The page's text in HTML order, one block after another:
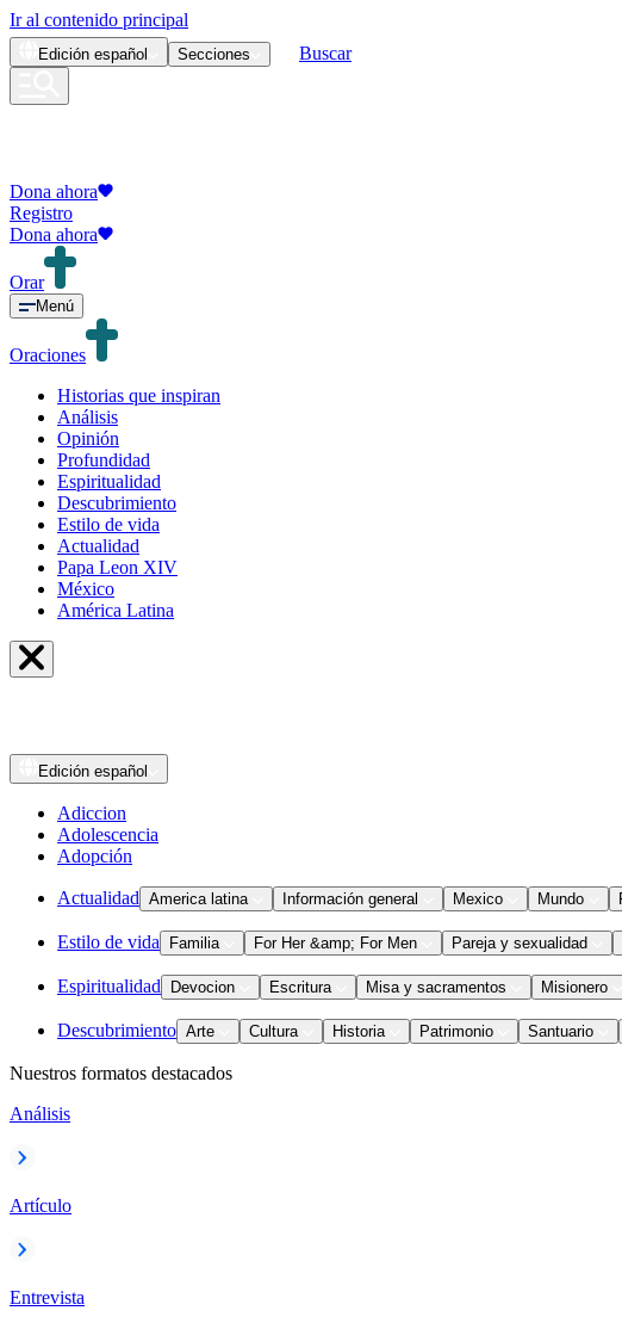
Ir al contenido principal
Edición español Secciones Buscar
Dona ahora
Registro
Dona ahora
Orar
Menú
Oraciones
Historias que inspiran
Análisis
Opinión
Profundidad
Espiritualidad
Descubrimiento
Estilo de vida
Actualidad
Papa Leon XIV
México
América Latina
Edición español
Adiccion
Adolescencia
Adopción
Actualidad America latina Información general Mexico Mundo
Estilo de vida Familia For Her &amp; For Men Pareja y sexualidad
Espiritualidad Devocion Escritura Misa y sacramentos Misionero
Descubrimiento Arte Cultura Historia Patrimonio Santuario
Nuestros formatos destacados
Análisis
Artículo
Entrevista